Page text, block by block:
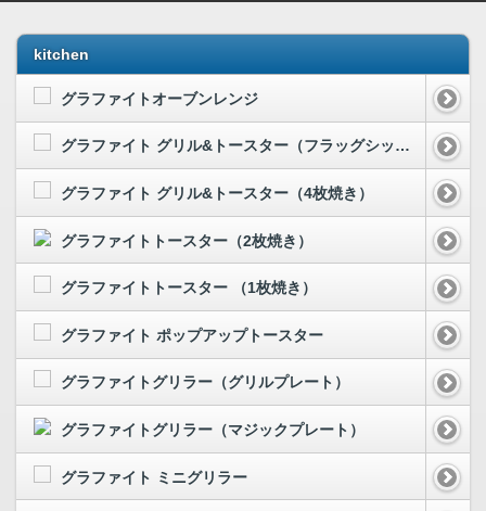
kitchen
グラファイトオーブンレンジ
グラファイト グリル&トースター（フラッグシップモデル）
グラファイト グリル&トースター（4枚焼き）
グラファイトトースター（2枚焼き）
グラファイトトースター （1枚焼き）
グラファイト ポップアップトースター
グラファイトグリラー（グリルプレート）
グラファイトグリラー（マジックプレート）
グラファイト ミニグリラー